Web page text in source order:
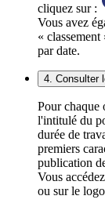
cliquez sur :
Vous avez
«
par date.
4. Consulter
Pour chaque
l'intitulé du
durée de
premiers
publication
Vous
ou sur le